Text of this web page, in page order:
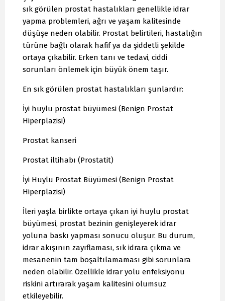
sık görülen prostat hastalıkları genellikle idrar
yapma problemleri, ağrı ve yaşam kalitesinde
düşüşe neden olabilir. Prostat belirtileri, hastalığın
türüne bağlı olarak hafif ya da şiddetli şekilde
ortaya çıkabilir. Erken tanı ve tedavi, ciddi
sorunları önlemek için büyük önem taşır.
En sık görülen prostat hastalıkları şunlardır:
İyi huylu prostat büyümesi (Benign Prostat
Hiperplazisi)
Prostat kanseri
Prostat iltihabı (Prostatit)
İyi Huylu Prostat Büyümesi (Benign Prostat
Hiperplazisi)
İleri yaşla birlikte ortaya çıkan iyi huylu prostat
büyümesi, prostat bezinin genişleyerek idrar
yoluna baskı yapması sonucu oluşur. Bu durum,
idrar akışının zayıflaması, sık idrara çıkma ve
mesanenin tam boşaltılamaması gibi sorunlara
neden olabilir. Özellikle idrar yolu enfeksiyonu
riskini artırarak yaşam kalitesini olumsuz
etkileyebilir.